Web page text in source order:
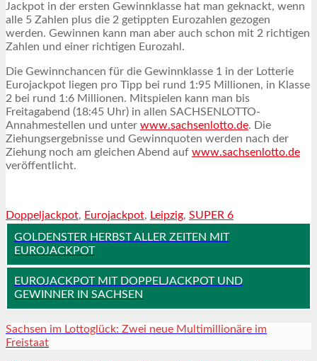
Jackpot in der ersten Gewinnklasse hat man geknackt, wenn
alle 5 Zahlen plus die 2 getippten Eurozahlen gezogen
werden. Gewinnen kann man aber auch schon mit 2 richtigen
Zahlen und einer richtigen Eurozahl.
Die Gewinnchancen für die Gewinnklasse 1 in der Lotterie
Eurojackpot liegen pro Tipp bei rund 1:95 Millionen, in Klasse
2 bei rund 1:6 Millionen. Mitspielen kann man bis
Freitagabend (18:45 Uhr) in allen SACHSENLOTTO-
Annahmestellen und unter www.sachsenlotto.de. Die
Ziehungsergebnisse und Gewinnquoten werden nach der
Ziehung noch am gleichen Abend auf www.sachsenlotto.de
veröffentlicht.
Doppeljackpot, Eurojackpot, Leipzig, SUPER 6
GOLDENSTER HERBST ALLER ZEITEN MIT
EUROJACKPOT
EUROJACKPOT MIT DOPPELJACKPOT UND
GEWINNER IN SACHSEN
Sachsen im Lottoglück: Zwei neue Multimillionäre im
Freistaat